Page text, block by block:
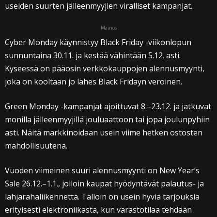
useiden suurten jälleenmyyjien viralliset kampanjat.
Mainos
Cyber Monday käynnistyy Black Friday -viikonlopun
sunnuntaina 30.11. ja kestää vähintään 5.12. asti.
Kyseessä on pääosin verkkokauppojen alennusmyynti,
joka on kooltaan jo lähes Black Fridayn veroinen.
Green Monday -kampanjat ajoittuvat 8.–23.12. ja jatkuvat
monilla jälleenmyyjillä jouluaattoon tai jopa joulunpyhiin
asti. Näitä markkinoidaan usein viime hetken ostosten
mahdollisuutena.
Vuoden viimeinen suuri alennusmyynti on New Year’s
Sale 26.12.–1.1., jolloin kaupat hyödyntävät palautus- ja
lahjarahaliikennettä. Tällöin on usein hyviä tarjouksia
erityisesti elektroniikasta, kun varastotilaa tehdään